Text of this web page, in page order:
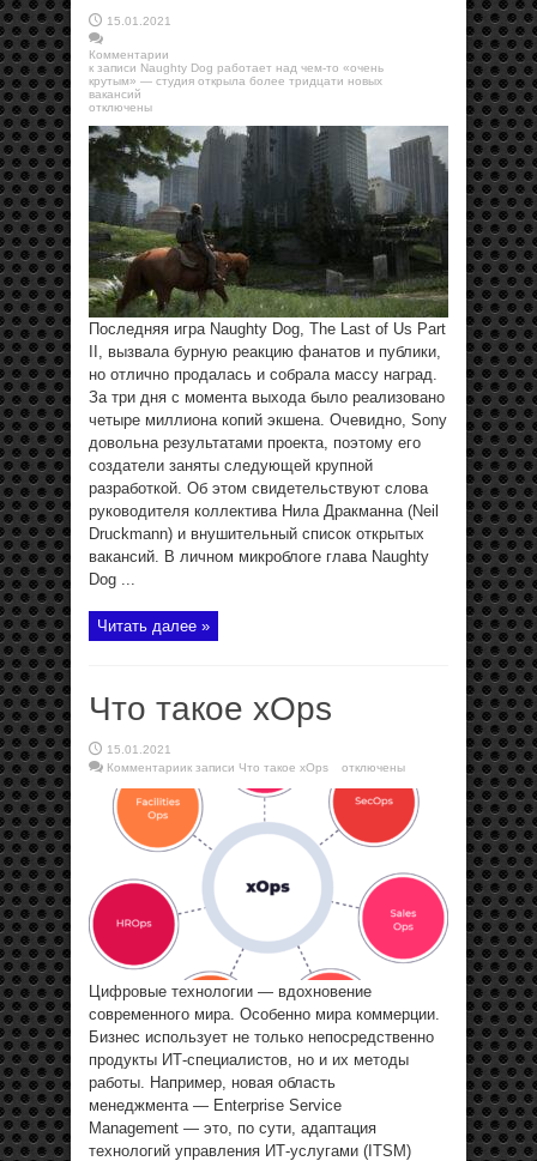
15.01.2021
Комментарии
к записи Naughty Dog работает над чем-то «очень
крутым» — студия открыла более тридцати новых
вакансий
отключены
Последняя игра Naughty Dog, The Last of Us Part
II, вызвала бурную реакцию фанатов и публики,
но отлично продалась и собрала массу наград.
За три дня с момента выхода было реализовано
четыре миллиона копий экшена. Очевидно, Sony
довольна результатами проекта, поэтому его
создатели заняты следующей крупной
разработкой. Об этом свидетельствуют слова
руководителя коллектива Нила Дракманна (Neil
Druckmann) и внушительный список открытых
вакансий. В личном микроблоге глава Naughty
Dog ...
Читать далее »
Что такое xOps
15.01.2021
Комментариик записи Что такое xOps отключены
Цифровые технологии — вдохновение
современного мира. Особенно мира коммерции.
Бизнес использует не только непосредственно
продукты ИТ-специалистов, но и их методы
работы. Например, новая область
менеджмента — Enterprise Service
Management — это, по сути, адаптация
технологий управления ИТ-услугами (ITSM)